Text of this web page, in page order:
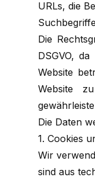
URLs, die
Die
DSGVO,
Website
Website
Die Daten
1. Cookies
Wir
sind aus